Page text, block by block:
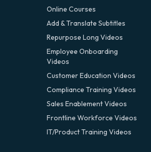
Online Courses
Add & Translate Subtitles
Repurpose Long Videos
Employee Onboarding
Videos
Customer Education Videos
Compliance Training Videos
Sales Enablement Videos
Frontline Workforce Videos
IT/Product Training Videos